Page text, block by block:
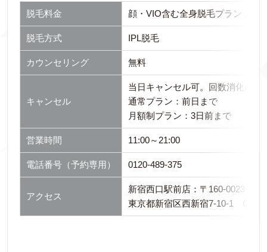
脱毛料金 顔・VIO含む全身脱毛プラン 月々
脱毛方式 IPL脱毛
カウンセリング 無料
キャンセル
当日キャンセル可。回数消化にな
通常プラン：前日まで
月額制プラン：3日前まで
営業時間 11:00～21:00
電話番号（予約専用） 0120-489-375
アクセス
新宿西口駅前店：〒160-0023
東京都新宿区西新宿7-10-1 O-